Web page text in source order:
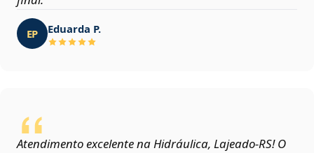
EP Eduarda P.
Atendimento excelente na Hidráulica, Lajeado‑RS! O